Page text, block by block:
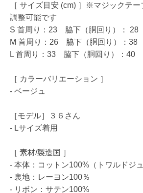
［ サイズ目安 (cm) ］※マジックテ
調整可能です
S 首周り：23 脇下（胴回り）：
M 首周り：26 脇下（胴回り）：
L 首周り：33 脇下（胴回り）：40
［ カラーバリエーション ］
- ベージュ
［モデル］３６さん
- Lサイズ着用
［ 素材/製造国 ］
- 本体：コットン100%（トワルドジュ
- 裏地：レーヨン100％
- リボン：サテン100%